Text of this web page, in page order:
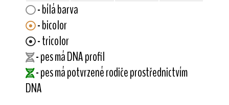
- bílá barva
- bicolor
- tricolor
- pes má DNA profil
- pes má potvrzené rodiče prostřednictvím
DNA